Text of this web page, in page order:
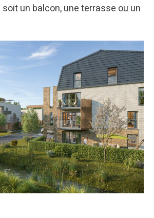
un balcon, une terrasse ou un